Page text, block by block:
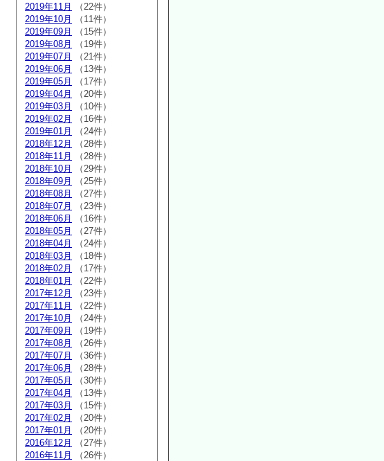
2019年11月
（22件）
2019年10月
（11件）
2019年09月
（15件）
2019年08月
（19件）
2019年07月
（21件）
2019年06月
（13件）
2019年05月
（17件）
2019年04月
（20件）
2019年03月
（10件）
2019年02月
（16件）
2019年01月
（24件）
2018年12月
（28件）
2018年11月
（28件）
2018年10月
（29件）
2018年09月
（25件）
2018年08月
（27件）
2018年07月
（23件）
2018年06月
（16件）
2018年05月
（27件）
2018年04月
（24件）
2018年03月
（18件）
2018年02月
（17件）
2018年01月
（22件）
2017年12月
（23件）
2017年11月
（22件）
2017年10月
（24件）
2017年09月
（19件）
2017年08月
（26件）
2017年07月
（36件）
2017年06月
（28件）
2017年05月
（30件）
2017年04月
（13件）
2017年03月
（15件）
2017年02月
（20件）
2017年01月
（20件）
2016年12月
（27件）
2016年11月
（26件）